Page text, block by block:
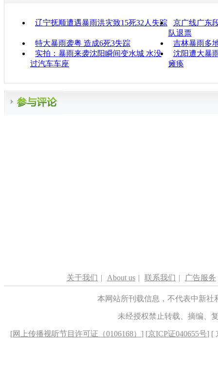
辽宁抚顺遭遇暴雨洪灾致15死32人失踪
京广线广东
队退票
特大暴雨袭粤 造成6死3失踪
吉林暴雨多
实拍：暴雨来袭沈阳瞬间变水城 水没
过汽车车座
沈阳遭大暴
瘫痪
关于我们 | About us | 联系我们 | 广告服务
本网站所刊载信息，不代表中新
未经授权禁止转载、摘编、
[网上传播视听节目许可证（0106168） ] [京ICP证040655号] [